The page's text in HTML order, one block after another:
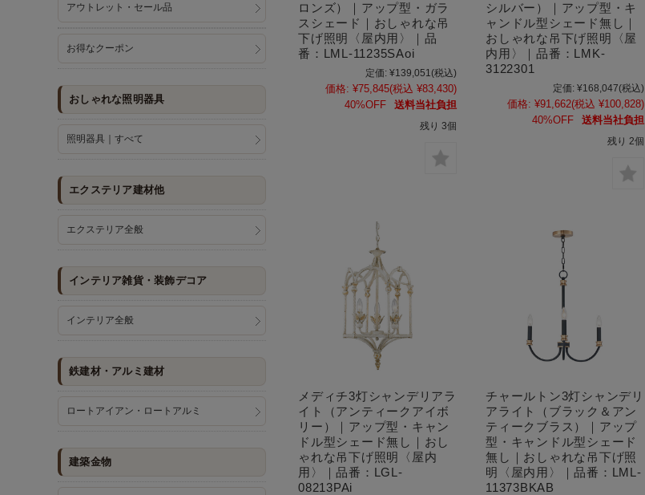
ロンズ）｜アップ型・ガラ
スシェード｜おしゃれな吊
下げ照明〈屋内用〉｜品
番：LML-11235SAoi
定価: ¥139,051(税込)
価格: ¥75,845(税込 ¥83,430)
40%OFF
送料当社負担
残り 3個
シルバー）｜アップ型・キ
ャンドル型シェード無し｜
おしゃれな吊下げ照明〈屋
内用〉｜品番：LMK-
3122301
定価: ¥168,047(税込)
価格: ¥91,662(税込 ¥100,828)
40%OFF
送料当社負担
残り 2個
メディチ3灯シャンデリアラ
イト（アンティークアイボ
リー）｜アップ型・キャン
ドル型シェード無し｜おし
ゃれな吊下げ照明〈屋内
用〉｜品番：LGL-
08213PAi
チャールトン3灯シャンデリ
アライト（ブラック＆アン
ティークブラス）｜アップ
型・キャンドル型シェード
無し｜おしゃれな吊下げ照
明〈屋内用〉｜品番：LML-
11373BKAB
アウトレット・セール品
お得なクーポン
おしゃれな照明器具
照明器具｜すべて
エクステリア建材他
エクステリア全般
インテリア雑貨・装飾デコア
インテリア全般
鉄建材・アルミ建材
ロートアイアン・ロートアルミ
建築金物